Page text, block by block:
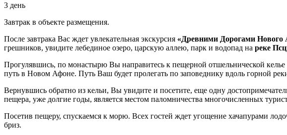
3 день
Завтрак в объекте размещения.
После завтрака Вас ждет увлекательная экскурсия «Древними Дорогами Нового
грешников, увидите лебединое озеро, царскую аллею, парк и водопад на реке
Прогулявшись, по монастырю Вы направитесь к пещерной отшельнической
путь в Новом Афоне. Путь Ваш будет пролегать по заповеднику вдоль горной
Вернувшись обратно из кельи, Вы увидите и посетите, еще одну
пещера, уже долгие годы, является местом паломничества многочисленных
Посетив пещеру, спускаемся к морю. Всех гостей ждет угощение хачапурами
бриз.